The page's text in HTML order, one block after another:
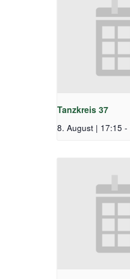
Tanzkreis 37
8. August | 17:15 -